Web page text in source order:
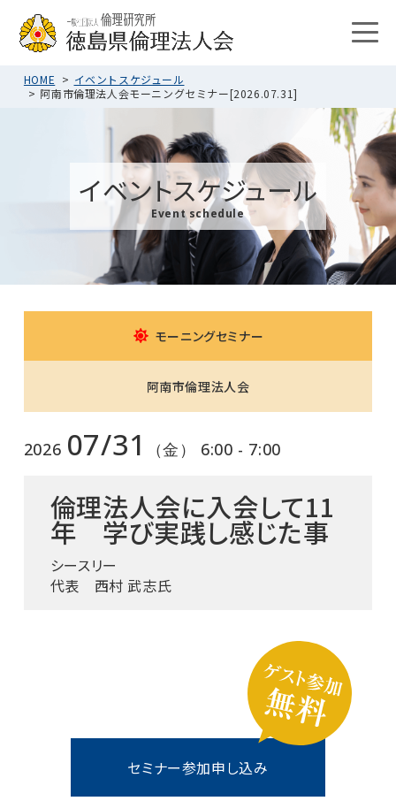
HOME
イベントスケジュール
阿南市倫理法人会モーニングセミナー[2026.07.31]
イベントスケジュール
Event schedule
モーニングセミナー
阿南市倫理法人会
2026 07/31 （金） 6:00 - 7:00
倫理法人会に入会して11
年 学び実践し感じた事
シースリー
代表 西村 武志氏
セミナー参加申し込み